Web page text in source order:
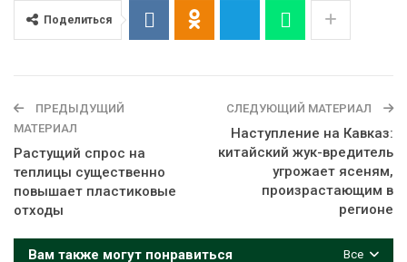
Поделиться
ПРЕДЫДУЩИЙ
МАТЕРИАЛ
Растущий спрос на
теплицы существенно
повышает пластиковые
отходы
СЛЕДУЮЩИЙ МАТЕРИАЛ
Наступление на Кавказ:
китайский жук-вредитель
угрожает ясеням,
произрастающим в
регионе
Все
Вам также могут понравиться